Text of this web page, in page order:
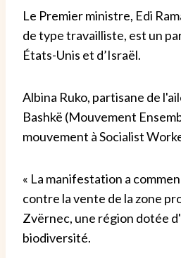
Le Premier ministre, Edi
de type travailliste, est un
États-Unis et d’Israël.
Albina Ruko, partisane de
Bashkë (Mouvement
mouvement à Socialist
« La manifestation a
contre la vente de la zone
Zvërnec, une région dotée
biodiversité.